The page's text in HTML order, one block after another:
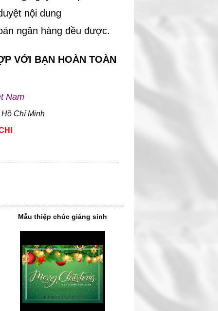
nội dung
ngân hàng đều được.
VỚI BẠN HOÀN TOÀN
Nam
Chí Minh
Mẫu thiệp chúc giáng sinh